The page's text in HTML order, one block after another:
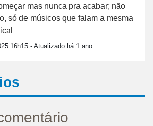
mas nunca pra acabar; não
só de músicos que falam a mesma
16h15 - Atualizado há 1 ano